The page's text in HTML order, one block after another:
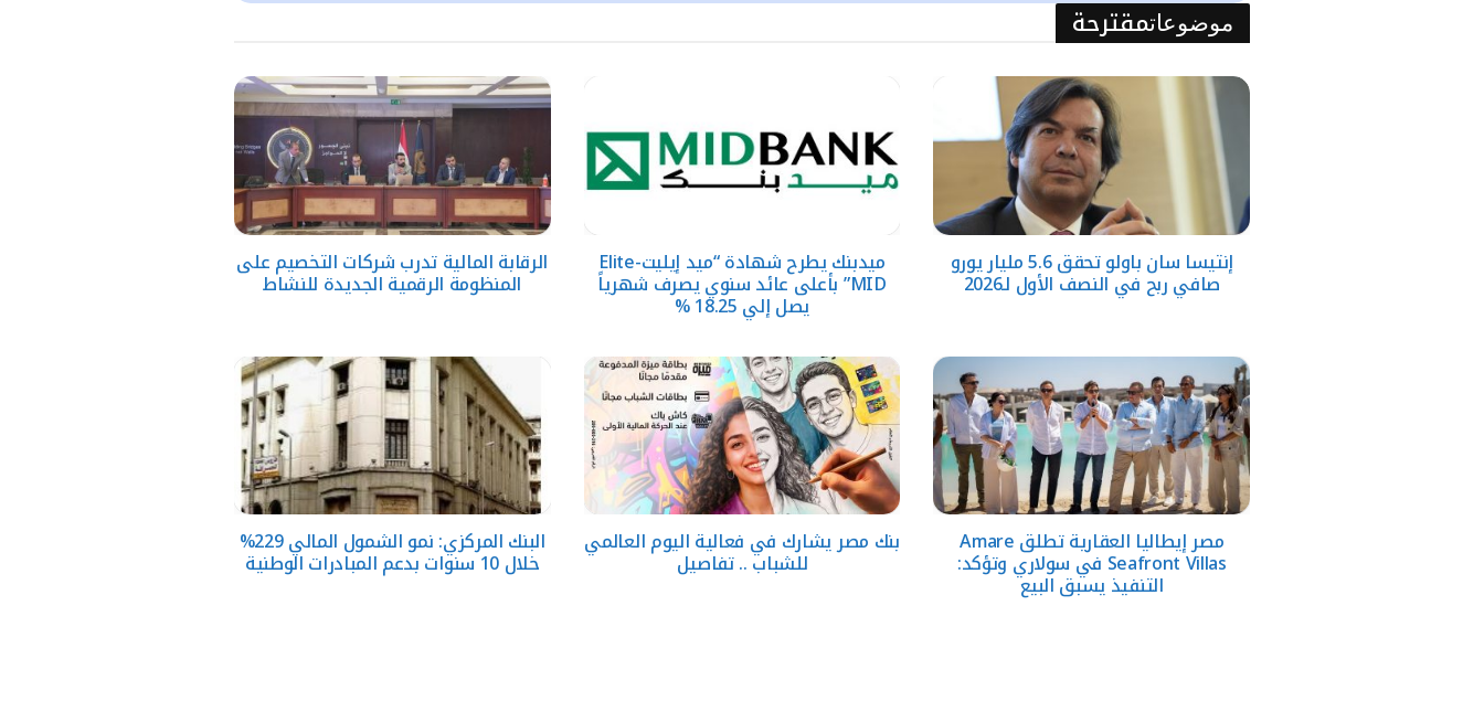
موضوعاتمقترحة
إنتيسا سان باولو تحقق 5.6 مليار يورو
صافي ربح في النصف الأول لـ2026
ميدبنك يطرح شهادة “ميد إيليت-Elite
MID” بأعلى عائد سنوي يصرف شهرياً
يصل إلي 18.25 %
الرقابة المالية تدرب شركات التخصيم على
المنظومة الرقمية الجديدة للنشاط
مصر إيطاليا العقارية تطلق Amare
Seafront Villas في سولاري وتؤكد:
التنفيذ يسبق البيع
بنك مصر يشارك في فعالية اليوم العالمي
للشباب .. تفاصيل
البنك المركزي: نمو الشمول المالي 229%
خلال 10 سنوات بدعم المبادرات الوطنية